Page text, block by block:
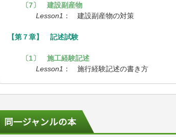
〔7〕 建設副産物
Lesson1 ： 建設副産物の対策
【第７章】 記述試験
〔1〕 施工経験記述
Lesson1 ： 施行経験記述の書き方
同一ジャンルの本